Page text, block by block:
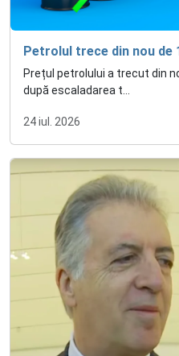
Petrolul trece din nou de
Prețul petrolului a trecut din
după escaladarea t...
24 iul. 2026